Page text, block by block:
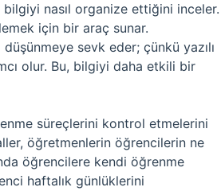
nasıl organize ettiğini inceler.
için bir araç sunar.
sevk eder; çünkü yazılı
olur. Bu, bilgiyi daha etkili bir
süreçlerini kontrol etmelerini
öğretmenlerin öğrencilerin ne
öğrencilere kendi öğrenme
haftalık günlüklerini